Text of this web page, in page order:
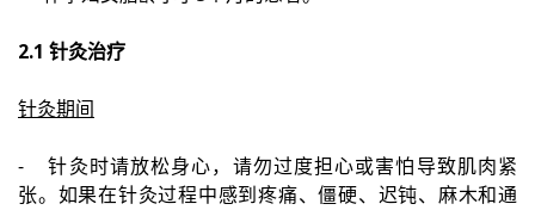
2.1 针灸治疗
针灸期间
- 针灸时请放松身心，请勿过度担心或害怕导致肌肉紧
张。如果在针灸过程中感到疼痛、僵硬、迟钝、麻木和通